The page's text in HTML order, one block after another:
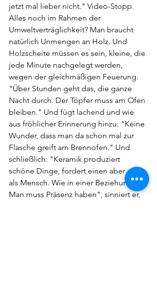
jetzt mal lieber nicht." Video-Stopp.
Alles noch im Rahmen der
Umweltverträglichkeit? Man braucht
natürlich Unmengen an Holz. Und
Holzscheite müssen es sein, kleine, die
jede Minute nachgelegt werden,
wegen der gleichmäßigen Feuerung.
"Über Stunden geht das, die ganze
Nacht durch. Der Töpfer muss am Ofen
bleiben." Und fügt lachend und wie
aus fröhlicher Erinnerung hinzu: "Keine
Wunder, dass man da schon mal zur
Flasche greift am Brennofen." Und
schließlich: "Keramik produziert
schöne Dinge, fordert einen aber auch
als Mensch. Wie in einer Beziehung:
Man muss Präsenz haben", sinniert er,